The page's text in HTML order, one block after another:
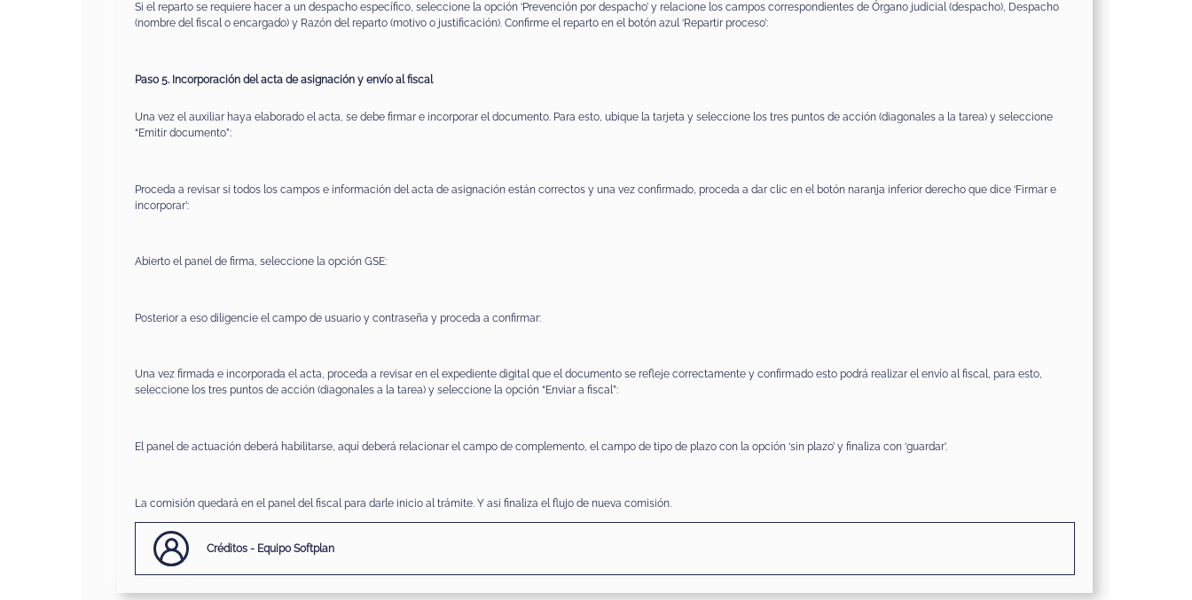
Si el reparto se requiere hacer a un despacho específico, seleccione la opción ‘Prevención por despacho’ y relacione los campos correspondientes de Órgano judicial (despacho), Despacho
(nombre del fiscal o encargado) y Razón del reparto (motivo o justificación). Confirme el reparto en el botón azul ‘Repartir proceso’:
Paso 5. Incorporación del acta de asignación y envío al fiscal
Una vez el auxiliar haya elaborado el acta, se debe firmar e incorporar el documento. Para esto, ubique la tarjeta y seleccione los tres puntos de acción (diagonales a la tarea) y seleccione
“Emitir documento”:
Proceda a revisar si todos los campos e información del acta de asignación están correctos y una vez confirmado, proceda a dar clic en el botón naranja inferior derecho que dice ‘Firmar e
incorporar’:
Abierto el panel de firma, seleccione la opción GSE:
Posterior a eso diligencie el campo de usuario y contraseña y proceda a confirmar:
Una vez firmada e incorporada el acta, proceda a revisar en el expediente digital que el documento se refleje correctamente y confirmado esto podrá realizar el envío al fiscal, para esto,
seleccione los tres puntos de acción (diagonales a la tarea) y seleccione la opción “Enviar a fiscal”:
El panel de actuación deberá habilitarse, aquí deberá relacionar el campo de complemento, el campo de tipo de plazo con la opción ‘sin plazo’ y finaliza con ‘guardar’.
La comisión quedará en el panel del fiscal para darle inicio al trámite. Y asi finaliza el flujo de nueva comisión.
Créditos - Equipo Softplan